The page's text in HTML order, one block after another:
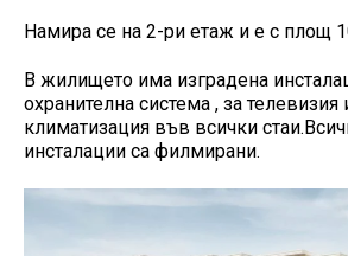
Намира се на 2-ри етаж и е с площ
В жилището има изградена
охранителна система , за телевизия
климатизация във всички
инсталации са филмирани.